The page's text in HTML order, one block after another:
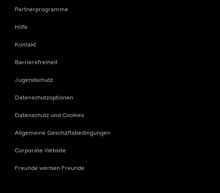
Partnerprogramme
Hilfe
Kontakt
Barrierefreiheit
Jugendschutz
Datenschutzoptionen
Datenschutz und Cookies
Allgemeine Geschäftsbedingungen
Corporate Website
Freunde werben Freunde